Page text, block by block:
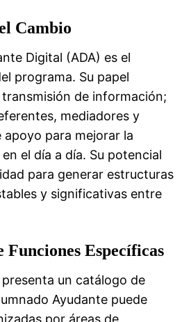
Cambio
Digital (ADA) es el
programa. Su papel
de información;
mediadores y
para mejorar la
el día a día. Su potencial
para generar estructuras
y significativas entre
Funciones Específicas
un catálogo de
Ayudante puede